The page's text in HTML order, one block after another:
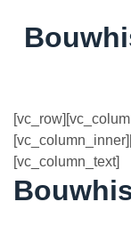
Monumenten &
Bouwhistorisch
3D
[vc_column_text]